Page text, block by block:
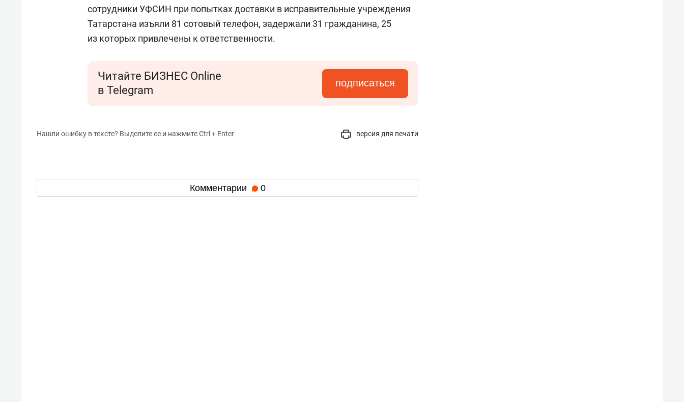
сотрудники УФСИН при попытках доставки в исправительные учреждения
Татарстана изъяли 81 сотовый телефон, задержали 31 гражданина, 25
из которых привлечены к ответственности.
Читайте БИЗНЕС Online
в Telegram
подписаться
Нашли ошибку в тексте? Выделите ее и нажмите Ctrl + Enter версия для печати
Комментарии 0